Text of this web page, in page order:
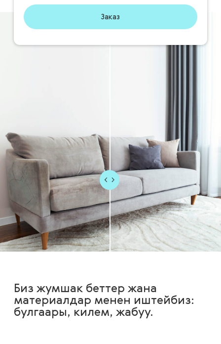
Заказ
Биз жумшак беттер жана
материалдар менен иштейбиз:
булгаары, килем, жабуу.